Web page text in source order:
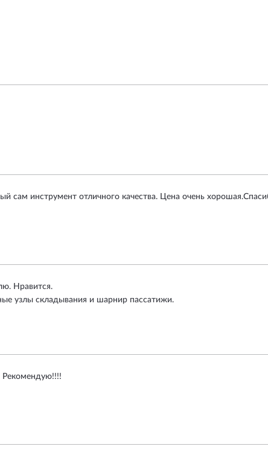
сам инструмент отличного качества. Цена очень
Нравится.
узлы складывания и шарнир пассатижи.
Рекомендую!!!!